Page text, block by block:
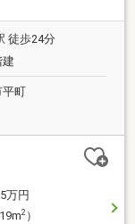
徒歩24分
平町
万円
2）